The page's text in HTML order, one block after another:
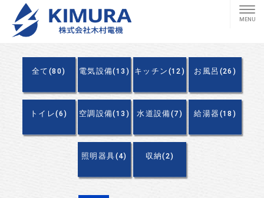
全て(80) 電気設備(13) キッチン(12) お風呂(26)
トイレ(6) 空調設備(13) 水道設備(7) 給湯器(18)
照明器具(4) 収納(2)